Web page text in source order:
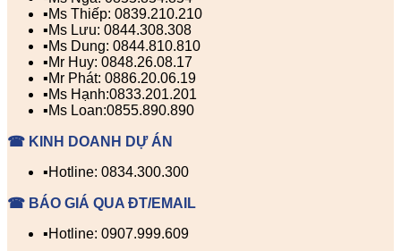
▪️Ms Thiếp: 0839.210.210
▪️Ms Lưu: 0844.308.308
▪️Ms Dung: 0844.810.810
▪️Mr Huy: 0848.26.08.17
▪️Mr Phát: 0886.20.06.19
▪️Ms Hạnh:0833.201.201
▪️Ms Loan:0855.890.890
☎ KINH DOANH DỰ ÁN
▪️Hotline: 0834.300.300
☎ BÁO GIÁ QUA ĐT/EMAIL
▪️Hotline: 0907.999.609